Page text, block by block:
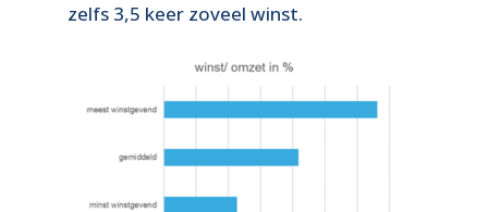
zelfs 3,5 keer zoveel winst.